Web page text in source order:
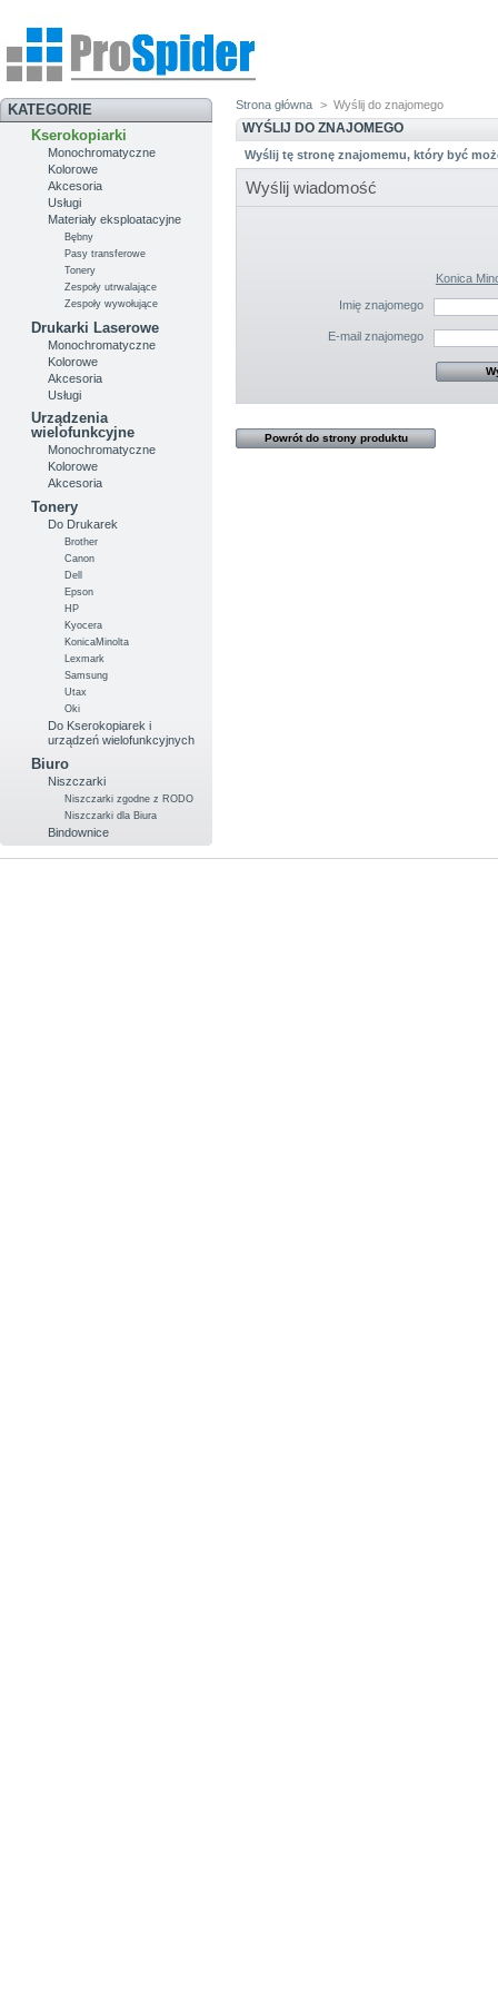
KATEGORIE
Kserokopiarki
Monochromatyczne
Kolorowe
Akcesoria
Usługi
Materiały eksploatacyjne
Bębny
Pasy transferowe
Tonery
Zespoły utrwalające
Zespoły wywołujące
Drukarki Laserowe
Monochromatyczne
Kolorowe
Akcesoria
Usługi
Urządzenia
wielofunkcyjne
Monochromatyczne
Kolorowe
Akcesoria
Tonery
Do Drukarek
Brother
Canon
Dell
Epson
HP
Kyocera
KonicaMinolta
Lexmark
Samsung
Utax
Oki
Do Kserokopiarek i
urządzeń wielofunkcyjnych
Biuro
Niszczarki
Niszczarki zgodne z RODO
Niszczarki dla Biura
Bindownice
Strona główna > Wyślij do znajomego
WYŚLIJ DO ZNAJOMEGO
Wyślij tę stronę znajomemu, który być
Wyślij wiadomość
Konica
Imię znajomego
E-mail znajomego
Powrót do strony produktu